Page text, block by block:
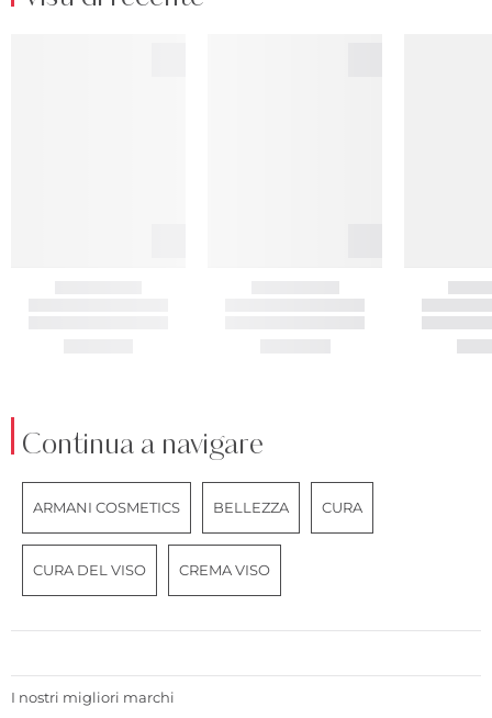
Continua a navigare
ARMANI COSMETICS BELLEZZA CURA
CURA DEL VISO CREMA VISO
I nostri migliori marchi